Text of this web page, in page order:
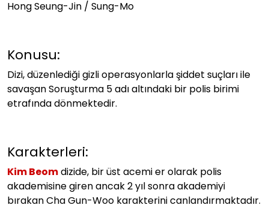
Hong Seung-Jin / Sung-Mo
Konusu:
Dizi, düzenlediği gizli operasyonlarla şiddet suçları ile
savaşan Soruşturma 5 adı altındaki bir polis birimi
etrafında dönmektedir.
Karakterleri:
Kim Beomdizide, bir üst acemi er olarak polis
akademisine giren ancak 2 yıl sonra akademiyi
bırakan Cha Gun-Woo karakterini canlandırmaktadır.